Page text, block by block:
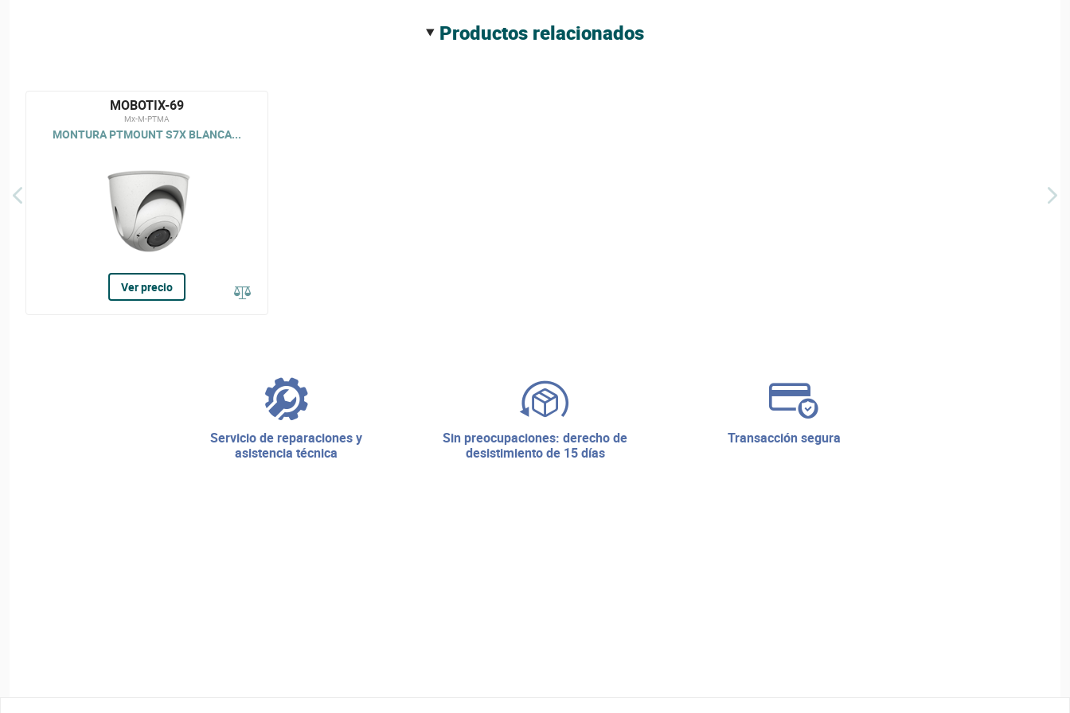
productos relacionados
MOBOTIX-69
Mx-M-PTMA
MONTURA PTMOUNT S7X BLANCA...
Ver precio
servicio de reparaciones y
asistencia técnica
sin preocupaciones: derecho de
desistimiento de 15 días
transacción segura